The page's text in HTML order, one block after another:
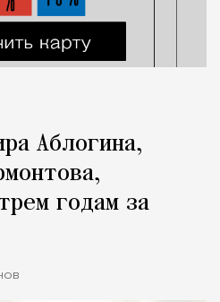
Аблогина,
годам за